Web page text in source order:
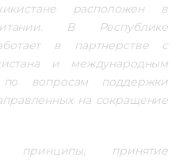
расположен в
В Республике
в партнерстве с
и международным
вопросам поддержки
на сокращение
принципы, принятие